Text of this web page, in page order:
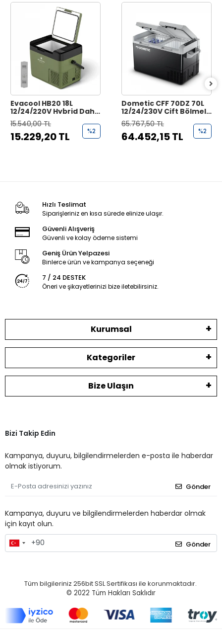
Evacool HB20 18L
12/24/220V Hybrid Dahili
Bataryalı Kompresörlü
Portatif Buzdolabı
15.540,00 TL
15.229,20 TL %2
Dometic CFF 70DZ 70L
12/24/230V Çift Bölmeli
Kompresörlü
Taşınabilir Buzdolabı
65.767,50 TL
64.452,15 TL %2
Hızlı Teslimat
Siparişleriniz en kısa sürede elinize ulaşır.
Güvenli Alışveriş
Güvenli ve kolay ödeme sistemi
Geniş Ürün Yelpazesi
Binlerce ürün ve kampanya seçeneği
7 / 24 DESTEK
Öneri ve şikayetlerinizi bize iletebilirsiniz.
Kurumsal
Kategoriler
Bize Ulaşın
Bizi Takip Edin
Kampanya, duyuru, bilgilendirmelerden e-posta ile haberdar
olmak istiyorum.
Gönder
Kampanya, duyuru ve bilgilendirmelerden haberdar olmak
için kayıt olun.
Gönder
Tüm bilgileriniz 256bit SSL Sertifikası ile korunmaktadır.
© 2022 Tüm Hakları Saklıdır